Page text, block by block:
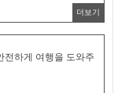
더보기
전하게 여행을 도와주